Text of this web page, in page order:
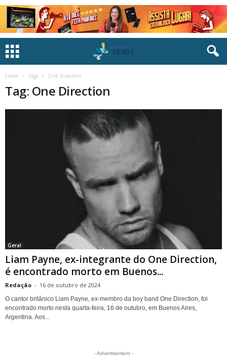
Home Tags One Direction
Tag: One Direction
Geral
Liam Payne, ex-integrante do One Direction,
é encontrado morto em Buenos...
Redação - 16 de outubro de 2024
O cantor britânico Liam Payne, ex-membro da boy band One Direction, foi
encontrado morto nesta quarta-feira, 16 de outubro, em Buenos Aires,
Argentina. Aos...
- Advertisement -